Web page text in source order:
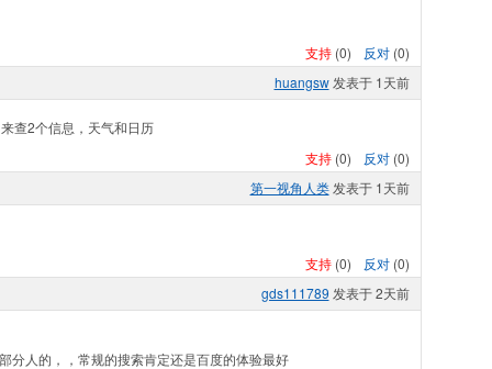
支持(0) 反对(0)
huangsw 发表于 1天前
查2个信息，天气和日历
支持(0) 反对(0)
第一视角人类 发表于 1天前
支持(0) 反对(0)
gds111789 发表于 2天前
分人的，，常规的搜索肯定还是百度的体验最好